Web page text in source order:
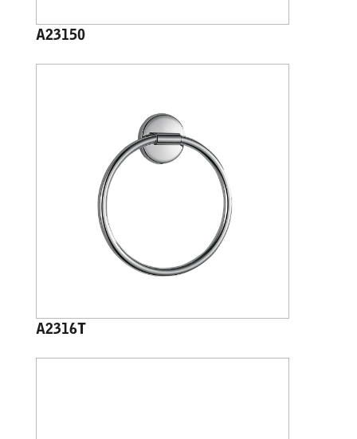
A23150
A2316T